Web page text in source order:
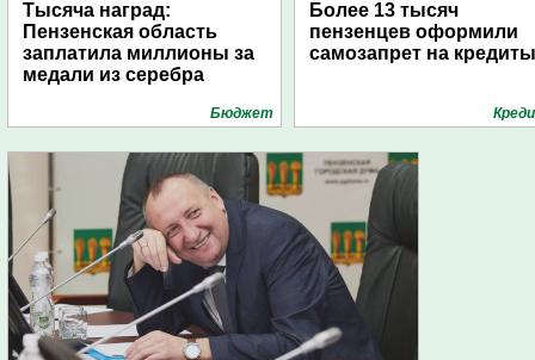
Тысяча наград:
Пензенская область
заплатила миллионы за
медали из серебра
Бюджет
Более 13 тысяч
пензенцев оформили
самозапрет на кредиты